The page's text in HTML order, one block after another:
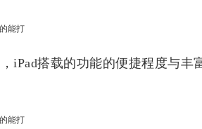
iPad搭载的功能的便捷程度与丰